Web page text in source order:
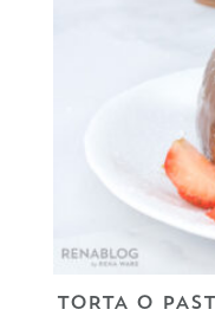
TORTA O